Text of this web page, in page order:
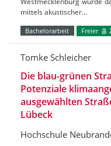
mittels akustischer…
Bachelorarbeit Freier
Tomke Schleicher
Die blau-grünen
Potenziale
ausgewählten
Lübeck
Hochschule